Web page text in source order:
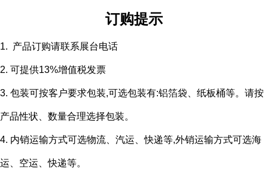
订购提示
1. 产品订购请联系展台电话
2. 可提供13%增值税发票
3. 包装可按客户要求包装,可选包装有:铝箔袋、纸板桶等。请按
产品性状、数量合理选择包装。
4. 内销运输方式可选物流、汽运、快递等,外销运输方式可选海
运、空运、快递等。